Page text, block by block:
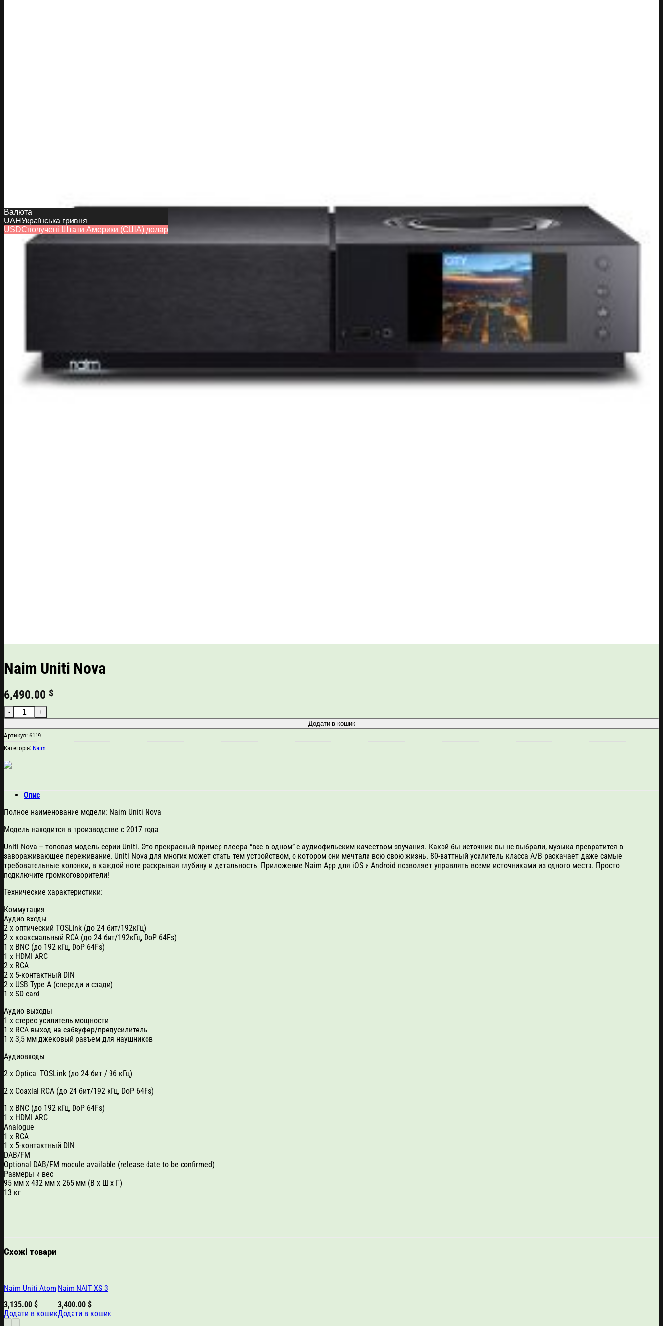
Naim Uniti Nova
6,490.00 $
Naim Uniti Nova кількість
Додати в кошик
Артикул: 6119
Категорія: Naim
Опис
Полное наименование модели: Naim Uniti Nova
Модель находится в производстве с 2017 года
Uniti Nova – топовая модель серии Uniti. Это прекрасный пример плеера “все-в-одном” с аудиофильским качеством звучания. Какой бы источник вы не выбрали, музыка превратится в
завораживающее переживание. Uniti Nova для многих может стать тем устройством, о котором они мечтали всю свою жизнь. 80-ваттный усилитель класса А/В раскачает даже самые
требовательные колонки, в каждой ноте раскрывая глубину и детальность. Приложение Naim App для iOS и Android позволяет управлять всеми источниками из одного места. Просто
подключите громкоговорители!
Технические характеристики:
Коммутация
Аудио входы
2 x оптический TOSLink (до 24 бит/192кГц)
2 x коаксиальный RCA (до 24 бит/192кГц, DoP 64Fs)
1 x BNC (до 192 кГц, DoP 64Fs)
1 x HDMI ARC
2 x RCA
2 x 5-контактный DIN
2 x USB Type A (спереди и сзади)
1 x SD card
Аудио выходы
1 x стерео усилитель мощности
1 x RCA выход на сабвуфер/предусилитель
1 x 3,5 мм джековый разъем для наушников
Аудиовходы
2 x Optical TOSLink (до 24 бит / 96 кГц)
2 x Coaxial RCA (до 24 бит/192 кГц, DoP 64Fs)
1 x BNC (до 192 кГц, DoP 64Fs)
1 x HDMI ARC
Analogue
1 x RCA
1 x 5-контактный DIN
DAB/FM
Optional DAB/FM module available (release date to be confirmed)
Размеры и вес
95 мм x 432 мм x 265 мм (В x Ш x Г)
13 кг
Схожі товари
Naim Uniti Atom
3,135.00 $
Додати в кошик
Naim NAIT XS 3
3,400.00 $
Додати в кошик
Валюта
UAHУкраїнська гривня
USDСполучені Штати Америки (США) долар